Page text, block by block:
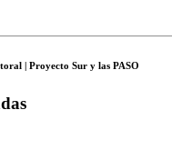
| Proyecto Sur y las PASO